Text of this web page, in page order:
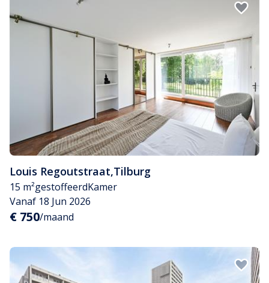
Louis Regoutstraat,Tilburg
15 m²gestoffeerdKamer
Vanaf 18 Jun 2026
€ 750/maand